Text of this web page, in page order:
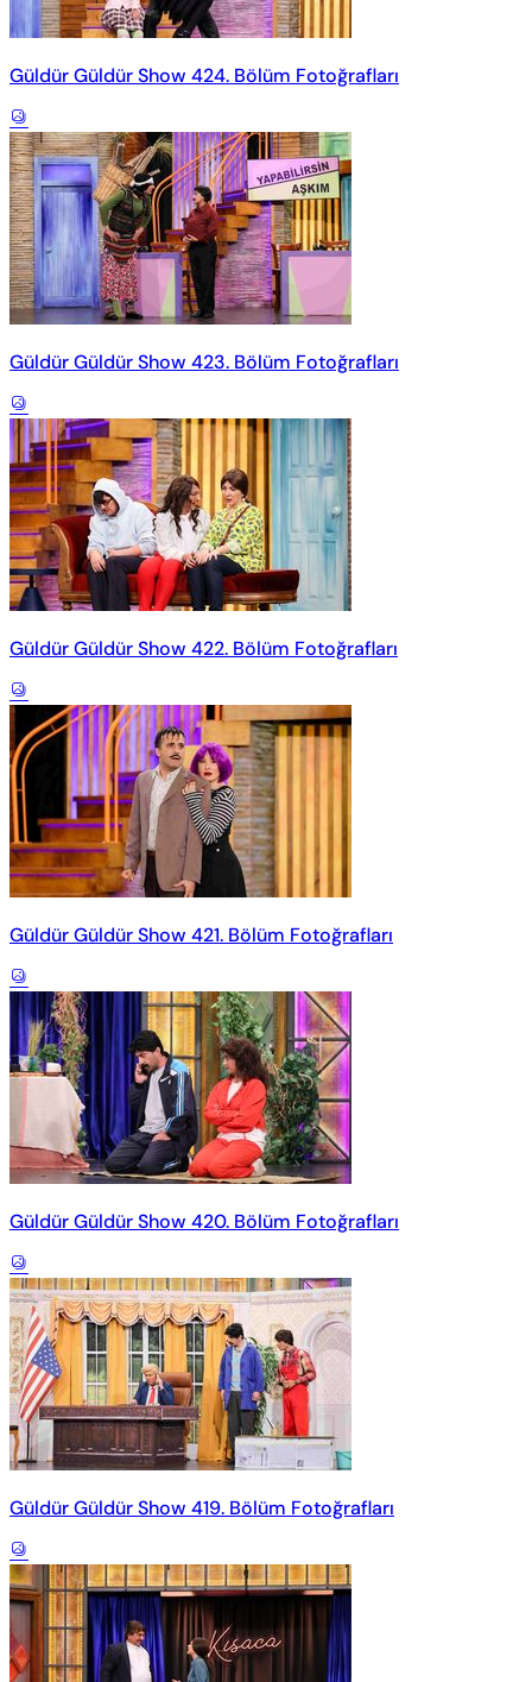
Güldür Güldür Show 424. Bölüm Fotoğrafları
Güldür Güldür Show 423. Bölüm Fotoğrafları
Güldür Güldür Show 422. Bölüm Fotoğrafları
Güldür Güldür Show 421. Bölüm Fotoğrafları
Güldür Güldür Show 420. Bölüm Fotoğrafları
Güldür Güldür Show 419. Bölüm Fotoğrafları